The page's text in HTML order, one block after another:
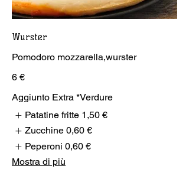
Wurster
Pomodoro mozzarella,wurster
6 €
Aggiunto Extra *Verdure
Patatine fritte 1,50 €
Zucchine 0,60 €
Peperoni 0,60 €
Mostra di più